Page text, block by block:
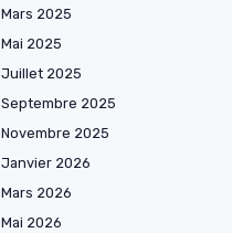
Mars 2025
Mai 2025
Juillet 2025
Septembre 2025
Novembre 2025
Janvier 2026
Mars 2026
Mai 2026